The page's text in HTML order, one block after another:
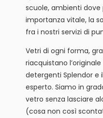
scuole, ambienti dove
importanza vitale, la
fra i nostri servizi di
Vetri di ogni forma,
riacquistano
detergenti Splendor e
esperto. Siamo in
vetro senza lasciare
(cosa non così